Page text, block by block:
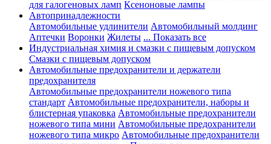
для галогеновых ламп Ксеноновые лампы
Автопринадлежности
Автомобильные удлинители Автомобильный молдинг
Аптечки Воронки Жилеты ... Показать все
Индустриальная химия и смазки с пищевым допуском
Смазки с пищевым допуском
Автомобильные предохранители и держатели
предохранителя
Автомобильные предохранители ножевого типа
стандарт Автомобильные предохранители, наборы и
блистерная упаковка Автомобильные предохранители
ножевого типа мини Автомобильные предохранители
ножевого типа микро Автомобильные предохранители